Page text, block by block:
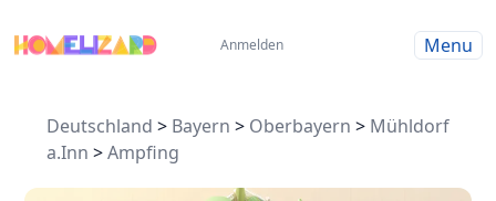
Anmelden Menu
Deutschland > Bayern > Oberbayern > Mühldorf
a.Inn >Ampfing